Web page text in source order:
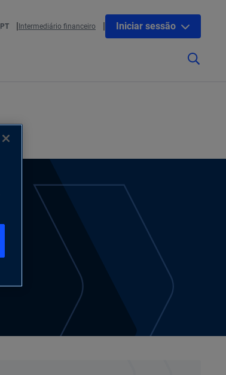
PT Intermediário financeiro Iniciar sessão